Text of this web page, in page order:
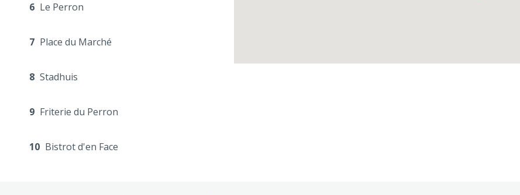
6 Le Perron
7 Place du Marché
8 Stadhuis
9 Friterie du Perron
10 Bistrot d'en Face